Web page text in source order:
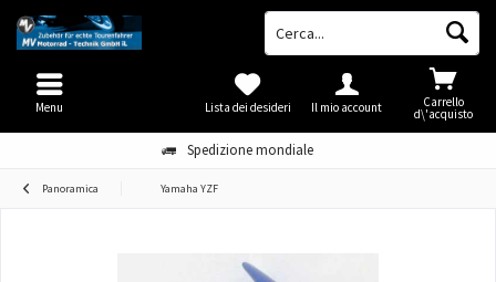
Spedizione mondiale
Carrello
d\'acquisto
Lista dei desideri Il mio account
Menu
Panoramica Yamaha YZF